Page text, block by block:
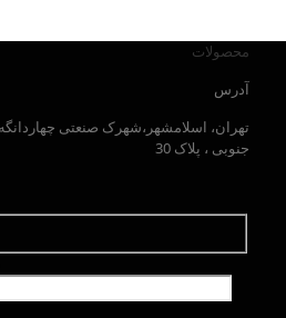
محصولات
آدرس
جنوبی ، پلاک 30